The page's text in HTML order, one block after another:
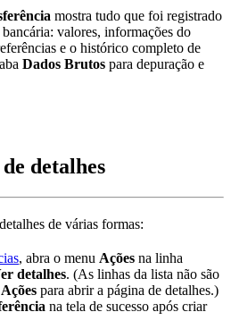
mostra tudo que foi registrado
valores, informações do
e o histórico completo de
Dados Brutos para depuração e
detalhes
de várias formas:
, abra o menu Ações na linha
detalhes. (As linhas da lista não são
Ações para abrir a página de detalhes.)
na tela de sucesso após criar